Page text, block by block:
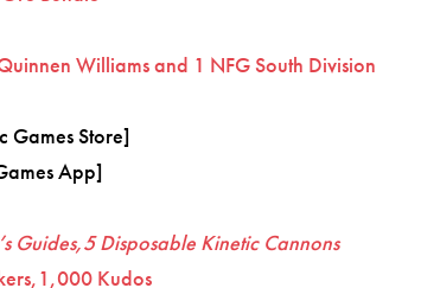
Williams and 1 NFG South Division
Games Store]
App]
Guides,5 Disposable Kinetic Cannons
Kudos